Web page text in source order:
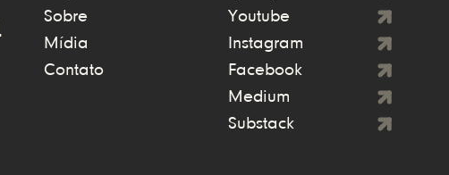
Sobre
Mídia
Contato
Youtube
Instagram
Facebook
Medium
Substack